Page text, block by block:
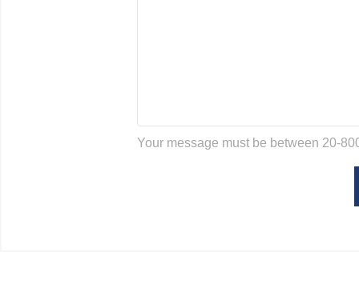
Your message must be between 20-